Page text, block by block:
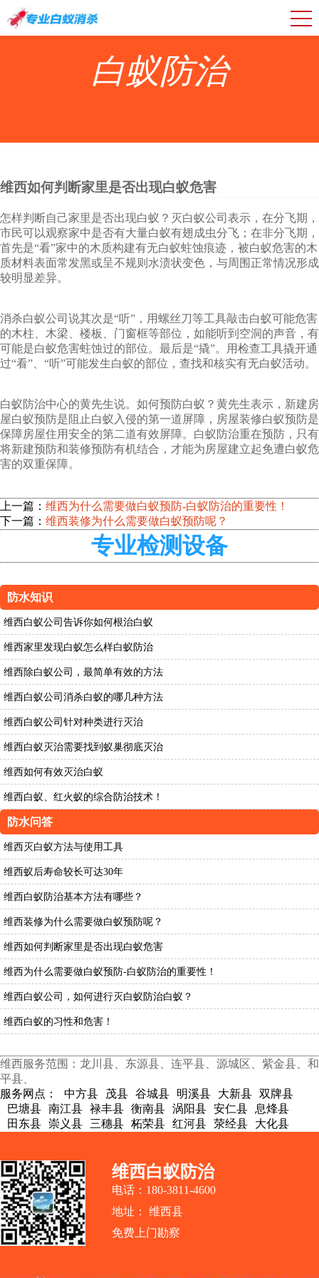
白蚁防治
维西如何判断家里是否出现白蚁危害
怎样判断自己家里是否出现白蚁？灭白蚁公司表示，在分飞期，
市民可以观察家中是否有大量白蚁有翅成虫分飞；在非分飞期，
首先是“看”家中的木质构建有无白蚁蛀蚀痕迹，被白蚁危害的木
质材料表面常发黑或呈不规则水渍状变色，与周围正常情况形成
较明显差异。
消杀白蚁公司说其次是“听”，用螺丝刀等工具敲击白蚁可能危害
的木柱、木梁、楼板、门窗框等部位，如能听到空洞的声音，有
可能是白蚁危害蛀蚀过的部位。最后是“撬”。用检查工具撬开通
过“看”、“听”可能发生白蚁的部位，查找和核实有无白蚁活动。
白蚁防治中心的黄先生说。如何预防白蚁？黄先生表示，新建房
屋白蚁预防是阻止白蚁入侵的第一道屏障，房屋装修白蚁预防是
保障房屋住用安全的第二道有效屏障。白蚁防治重在预防，只有
将新建预防和装修预防有机结合，才能为房屋建立起免遭白蚁危
害的双重保障。
上一篇： 维西为什么需要做白蚁预防-白蚁防治的重要性！
下一篇： 维西装修为什么需要做白蚁预防呢？
专业检测设备
防水知识
维西白蚁公司告诉你如何根治白蚁
维西家里发现白蚁怎么样白蚁防治
维西除白蚁公司，最简单有效的方法
维西白蚁公司消杀白蚁的哪几种方法
维西白蚁公司针对种类进行灭治
维西白蚁灭治需要找到蚁巢彻底灭治
维西如何有效灭治白蚁
维西白蚁、红火蚁的综合防治技术！
防水问答
维西灭白蚁方法与使用工具
维西蚁后寿命较长可达30年
维西白蚁防治基本方法有哪些？
维西装修为什么需要做白蚁预防呢？
维西如何判断家里是否出现白蚁危害
维西为什么需要做白蚁预防-白蚁防治的重要性！
维西白蚁公司，如何进行灭白蚁防治白蚁？
维西白蚁的习性和危害！
维西服务范围：龙川县、东源县、连平县、源城区、紫金县、和
平县、
服务网点：
中方县 茂县 谷城县 明溪县 大新县 双牌县
巴塘县 南江县 禄丰县 衡南县 涡阳县 安仁县
息烽县
田东县
崇义县 三穗县 柘荣县 红河县 荥经县 大化县
维西白蚁防治
电话：180-3811-4600
地址： 维西县
免费上门勘察